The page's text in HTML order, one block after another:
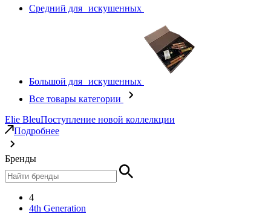
Средний для искушенных
Большой для искушенных
Все товары категории
Elie BleuПоступление новой коллелкции
Подробнее
Бренды
4
4th Generation